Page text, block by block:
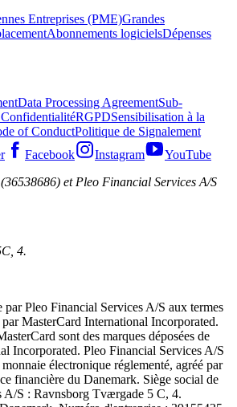
Entreprises (PME)Grandes
Abonnements logicielsDépenses
Data Processing AgreementSub-
RGPDSensibilisation à la
of ConductPolitique de Signalement
Facebook Instagram
YouTube
et Pleo Financial Services A/S
4.
par Pleo Financial Services A/S aux termes
par MasterCard International Incorporated.
sont des marques déposées de
Incorporated. Pleo Financial Services A/S
électronique réglementé, agréé par
financière du Danemark. Siège social de
A/S : Ravnsborg Tværgade 5 C, 4.